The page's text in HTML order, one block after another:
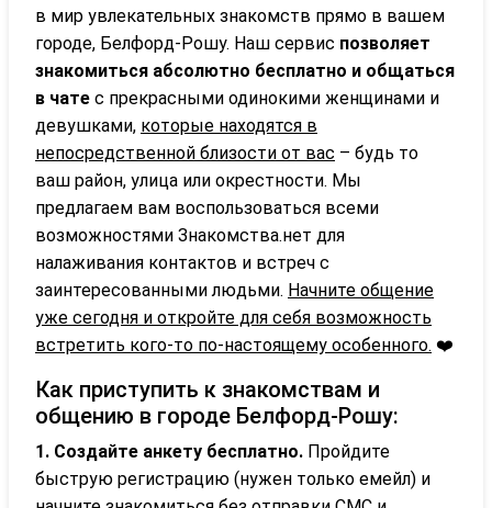
в мир увлекательных знакомств прямо в вашем
городе, Белфорд-Рошу. Наш сервис позволяет
знакомиться абсолютно бесплатно и общаться
в чате с прекрасными одинокими женщинами и
девушками, которые находятся в
непосредственной близости от вас – будь то
ваш район, улица или окрестности. Мы
предлагаем вам воспользоваться всеми
возможностями Знакомства.нет для
налаживания контактов и встреч с
заинтересованными людьми. Начните общение
уже сегодня и откройте для себя возможность
встретить кого-то по-настоящему особенного. ❤️
Как приступить к знакомствам и
общению в городе Белфорд-Рошу:
1. Создайте анкету бесплатно. Пройдите
быструю регистрацию (нужен только емейл) и